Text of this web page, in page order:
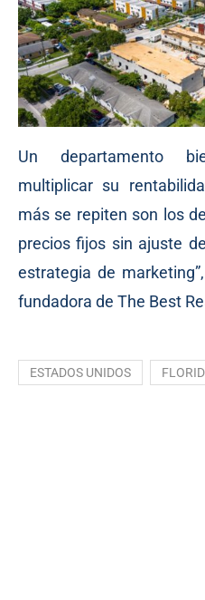
Un departamento
multiplicar su
más se repiten son los
precios fijos sin ajuste
estrategia de
fundadora de The Best
ESTADOS UNIDOS